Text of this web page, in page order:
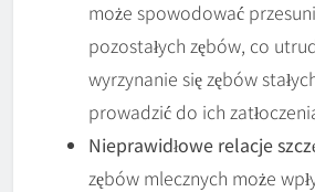
może spowodować
pozostałych zębów, co
wyrzynanie się zębów
prowadzić do ich
Nieprawidłowe relacje
zębów mlecznych może